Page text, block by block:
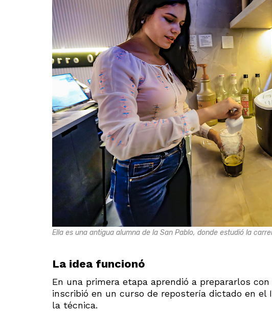
Ella es una antigua alumna de la San Pablo, donde estudió la
La idea funcionó
En una primera etapa aprendió a prepararlos
inscribió en un curso de repostería dictado en
la técnica.